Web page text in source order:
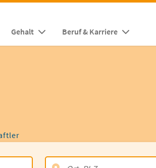
Gehalt Beruf & Karriere